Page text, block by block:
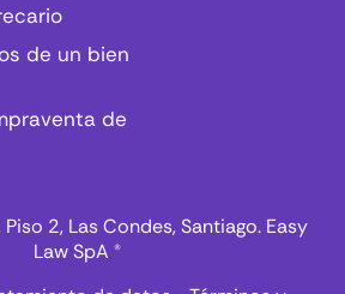
de un bien
de
2, Las Condes, Santiago. Easy
Law SpA ®